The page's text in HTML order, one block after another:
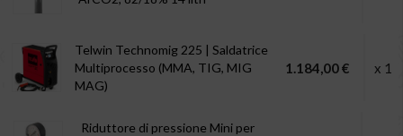
Telwin Technomig 225 | Saldatrice
Multiprocesso (MMA, TIG, MIG
MAG)
1.184,00 € x 1
Riduttore di pressione Mini per